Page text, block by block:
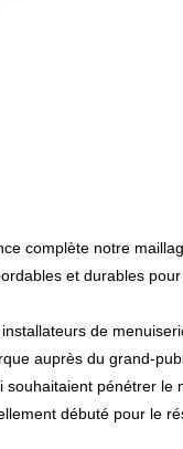
et durables
de
auprès du grand-
pénétrer
débuté pour le